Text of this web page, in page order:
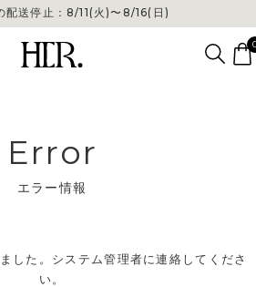
配送停止：8/11(火)〜8/16(日)
Error
エラー情報
した。システム管理者に連絡してくださ
い。